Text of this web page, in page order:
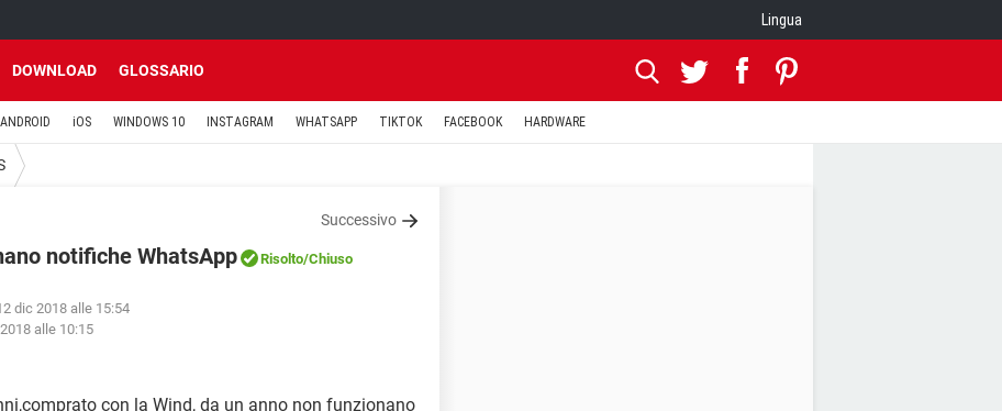
Lingua
DOWNLOAD GLOSSARIO
ANDROID iOS WINDOWS 10 INSTAGRAM WHATSAPP TIKTOK FACEBOOK HARDWARE
Successivo
notifiche WhatsApp Risolto/Chiuso
dic 2018 alle 15:54
alle 10:15
con la Wind, da un anno non funzionano